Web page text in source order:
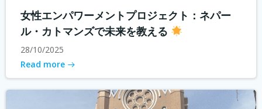
女性エンパワーメントプロジェクト：ネパー
ル・カトマンズで未来を教える
28/10/2025
Read more